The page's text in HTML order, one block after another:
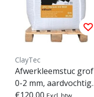
ClayTec
Afwerkleemstuc grof
0-2 mm, aardvochtig